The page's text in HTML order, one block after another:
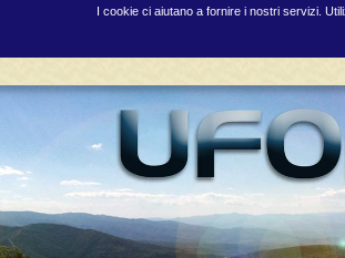
I cookie ci aiutano a fornire i nostri servizi.